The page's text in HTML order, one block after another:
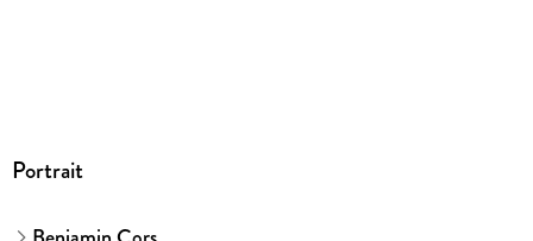
Portrait